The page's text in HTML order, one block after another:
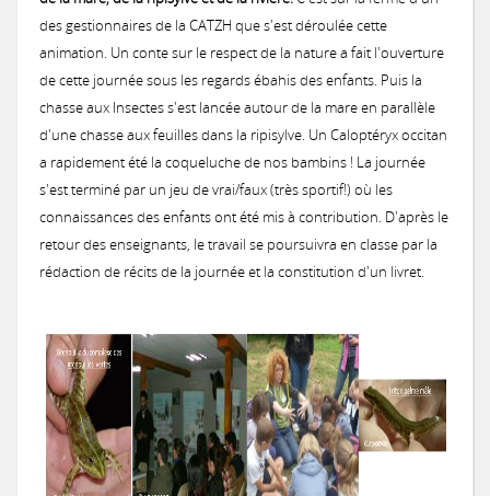
Concours général agricole des pratiques agro-écologiques
Les 3 premiers recevront un panier garni !
Remise des prix du Concours des Pratiques Agro-écologiques 2018
Les 3 premiers recevront un trophée en bois local !
Remise des prix locale du concours prairies fleuries 2017
Une Prairie du Gers primée au Salon de l'Agriculture 2018 à Paris !
Une prairie Gersoise primée au Salon International de l'Agriculture
Concours 2015
Concours des Prairies Fleuries 2015
Zoom sur le gagnant 2015
Concours 2014
Notices provisoires des territoires MAEC 2020
MAEC 2017
MAEC 2016
MAEC 2015
2016: Comité de suivi des prairies inondables de la vallée de la
2016: Réunion milieux humides à L'Isle Jourdain
2016: Chantier pilote de restauration fonctionnelle d’une prairie
des gestionnaires de la CATZH que s'est déroulée cette
animation. Un conte sur le respect de la nature a fait l'ouverture
de cette journée sous les regards ébahis des enfants. Puis la
chasse aux Insectes s'est lancée autour de la mare en parallèle
d'une chasse aux feuilles dans la ripisylve. Un Caloptéryx occitan
a rapidement été la coqueluche de nos bambins ! La journée
s'est terminé par un jeu de vrai/faux (très sportif!) où les
connaissances des enfants ont été mis à contribution. D'après le
retour des enseignants, le travail se poursuivra en classe par la
rédaction de récits de la journée et la constitution d'un livret.